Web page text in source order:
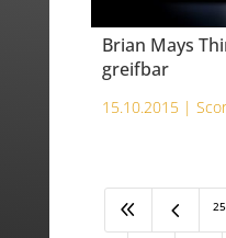
Brian Mays
greifbar
15.10.2015 |
8 4